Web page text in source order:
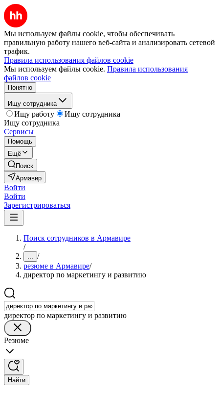
Мы используем файлы cookie, чтобы обеспечивать
правильную работу нашего веб-сайта и анализировать сетевой
трафик.
Правила использования файлов cookie
Мы используем файлы cookie. Правила использования
файлов cookie
Понятно
Ищу сотрудника
Ищу работу
Ищу сотрудника
Ищу сотрудника
Сервисы
Помощь
Ещё
Поиск
Армавир
Войти
Войти
Зарегистрироваться
Поиск сотрудников в Армавире
/
... /
резюме в Армавире/
директор по маркетингу и развитию
директор по маркетингу и развитию
Резюме
Найти